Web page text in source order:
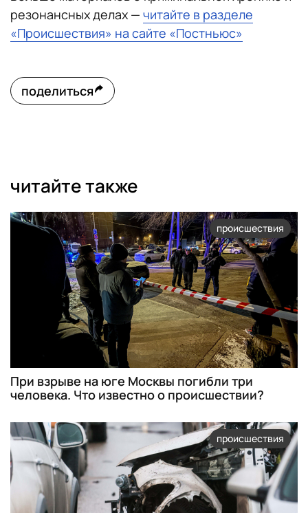
резонансных делах — читайте в разделе
«Происшествия» на сайте «Постньюс»
поделиться
читайте также
происшествия
При взрыве на юге Москвы погибли три
человека. Что известно о происшествии?
происшествия